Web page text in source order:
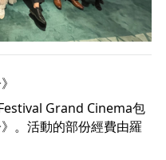
Grand Cinema包
。活動的部份經費由羅